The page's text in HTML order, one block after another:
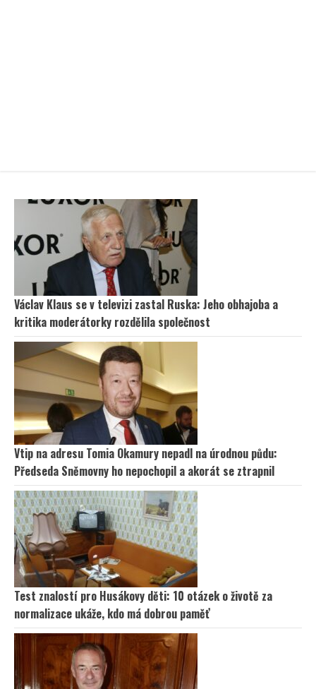
Václav Klaus se v televizi zastal Ruska: Jeho obhajoba a
kritika moderátorky rozdělila společnost
Vtip na adresu Tomia Okamury nepadl na úrodnou půdu:
Předseda Sněmovny ho nepochopil a akorát se ztrapnil
Test znalostí pro Husákovy děti: 10 otázek o životě za
normalizace ukáže, kdo má dobrou paměť